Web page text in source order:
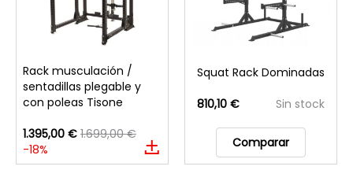
Rack musculación /
sentadillas plegable y
con poleas Tisone
1.395,00 € 1.699,00 €
-18%
Squat Rack Dominadas
810,10 €
Sin stock
Comparar